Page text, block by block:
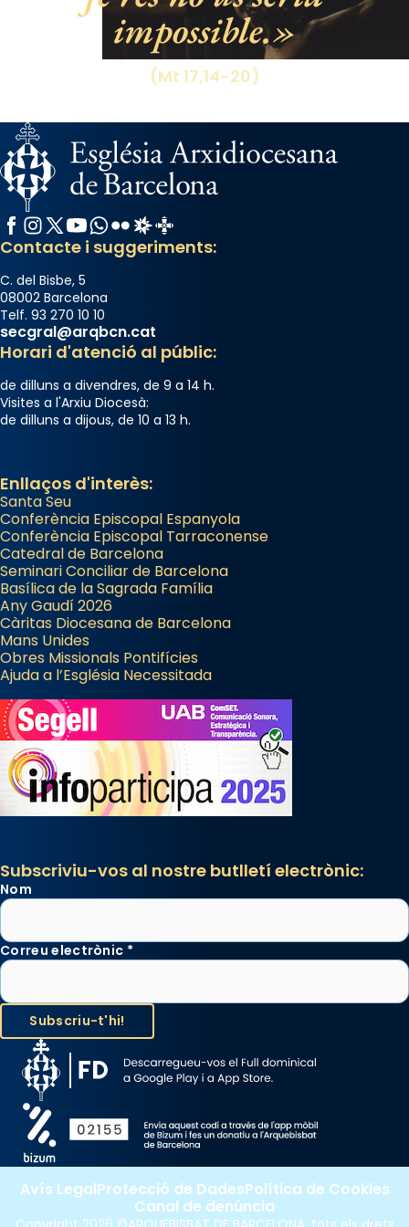
View on Facebook Share
impossible.
(Mt 17,14-20)
Facebook
Instagram
X / Twitter
YouTube
WhatsApp
FlickrRadio Estel
Catalunya Cristiana
Contacte i suggeriments:
C. del Bisbe, 5
08002 Barcelona
Telf. 93 270 10 10
secgral@arqbcn.cat
Horari d'atenció al públic:
de dilluns a divendres, de 9 a 14 h.
Visites a l'Arxiu Diocesà:
de dilluns a dijous, de 10 a 13 h.
Enllaços d'interès:
Santa Seu
Conferència Episcopal Espanyola
Conferència Episcopal Tarraconense
Catedral de Barcelona
Seminari Conciliar de Barcelona
Basílica de la Sagrada Família
Any Gaudí 2026
Càritas Diocesana de Barcelona
Mans Unides
Obres Missionals Pontifícies
Ajuda a l’Església Necessitada
Subscriviu-vos al nostre butlletí electrònic:
Nom
Correu electrònic *
Avís LegalProtecció de DadesPolítica de Cookies
Canal de denúncia